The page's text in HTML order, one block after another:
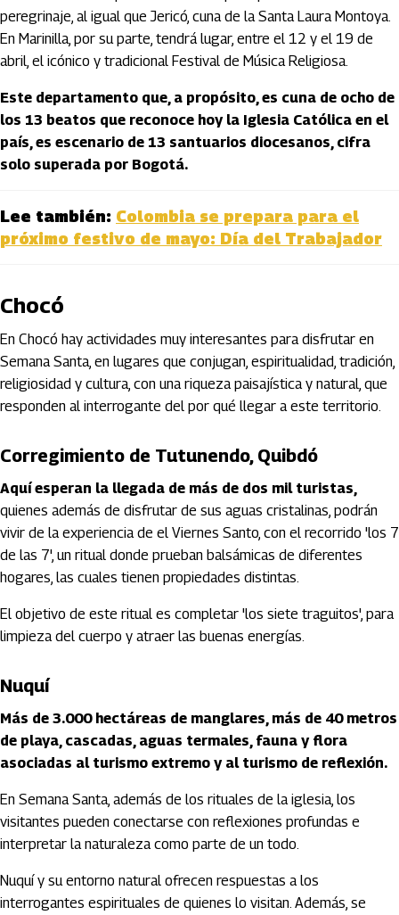
peregrinaje, al igual que Jericó, cuna de la Santa Laura Montoya.
En Marinilla, por su parte, tendrá lugar, entre el 12 y el 19 de
abril, el icónico y tradicional Festival de Música Religiosa.
Este departamento que, a propósito, es cuna de ocho de
los 13 beatos que reconoce hoy la Iglesia Católica en el
país, es escenario de 13 santuarios diocesanos, cifra
solo superada por Bogotá.
Lee también: Colombia se prepara para el
próximo festivo de mayo: Día del Trabajador
Chocó
En Chocó hay actividades muy interesantes para disfrutar en
Semana Santa, en lugares que conjugan, espiritualidad, tradición,
religiosidad y cultura, con una riqueza paisajística y natural, que
responden al interrogante del por qué llegar a este territorio.
Corregimiento de Tutunendo, Quibdó
Aquí esperan la llegada de más de dos mil turistas,
quienes además de disfrutar de sus aguas cristalinas, podrán
vivir de la experiencia de el Viernes Santo, con el recorrido 'los 7
de las 7', un ritual donde prueban balsámicas de diferentes
hogares, las cuales tienen propiedades distintas.
El objetivo de este ritual es completar 'los siete traguitos', para
limpieza del cuerpo y atraer las buenas energías.
Nuquí
Más de 3.000 hectáreas de manglares, más de 40 metros
de playa, cascadas, aguas termales, fauna y flora
asociadas al turismo extremo y al turismo de reflexión.
En Semana Santa, además de los rituales de la iglesia, los
visitantes pueden conectarse con reflexiones profundas e
interpretar la naturaleza como parte de un todo.
Nuquí y su entorno natural ofrecen respuestas a los
interrogantes espirituales de quienes lo visitan. Además, se